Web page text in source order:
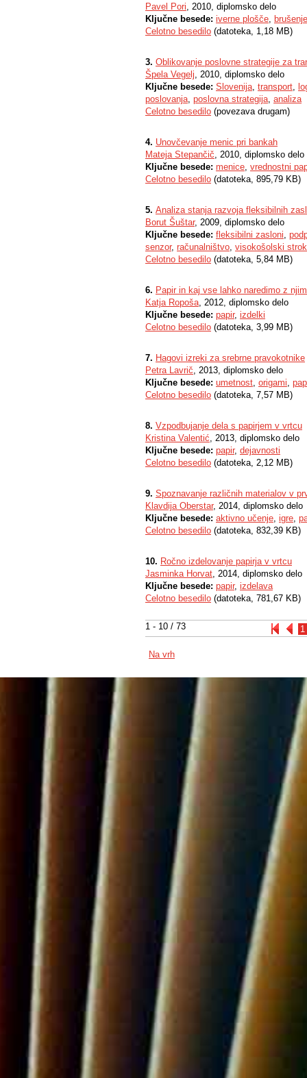
1 - 10 / 73 1
Pavel Pori, 2010, diplomsko delo
Ključne besede: iverne plošče, brušenje
Celotno besedilo (datoteka, 1,18 MB)
3. Oblikovanje poslovne strategije za
Špela Vegelj, 2010, diplomsko delo
Ključne besede: Slovenija, transport,
poslovanja, poslovna strategija, analiza
Celotno besedilo (povezava drugam)
4. Unovčevanje menic pri bankah
Mateja Stepančič, 2010, diplomsko delo
Ključne besede: menice, vrednostni
Celotno besedilo (datoteka, 895,79 KB)
5. Analiza stanja razvoja fleksibilnih
Borut Šuštar, 2009, diplomsko delo
Ključne besede: fleksibilni zasloni,
senzor, računalništvo, visokošolski
Celotno besedilo (datoteka, 5,84 MB)
6. Papir in kaj vse lahko naredimo z njim
Katja Ropoša, 2012, diplomsko delo
Ključne besede: papir, izdelki
Celotno besedilo (datoteka, 3,99 MB)
7. Hagovi izreki za srebrne pravokotnike
Petra Lavrič, 2013, diplomsko delo
Ključne besede: umetnost, origami,
Celotno besedilo (datoteka, 7,57 MB)
8. Vzpodbujanje dela s papirjem v vrtcu
Kristina Valentić, 2013, diplomsko delo
Ključne besede: papir, dejavnosti
Celotno besedilo (datoteka, 2,12 MB)
9. Spoznavanje različnih materialov v
Klavdija Oberstar, 2014, diplomsko delo
Ključne besede: aktivno učenje, igre,
Celotno besedilo (datoteka, 832,39 KB)
10. Ročno izdelovanje papirja v vrtcu
Jasminka Horvat, 2014, diplomsko delo
Ključne besede: papir, izdelava
Celotno besedilo (datoteka, 781,67 KB)
Na vrh